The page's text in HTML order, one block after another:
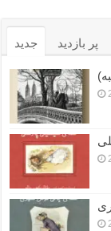
جدید پر بازدید